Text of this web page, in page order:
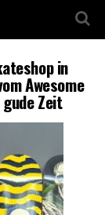
in
Awesome
Zeit